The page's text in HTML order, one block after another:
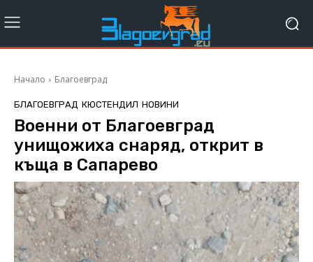
Начало Благоевград
БЛАГОЕВГРАД КЮСТЕНДИЛ НОВИНИ
Военни от Благоевград
унищожиха снаряд, открит в
къща в Сапарево